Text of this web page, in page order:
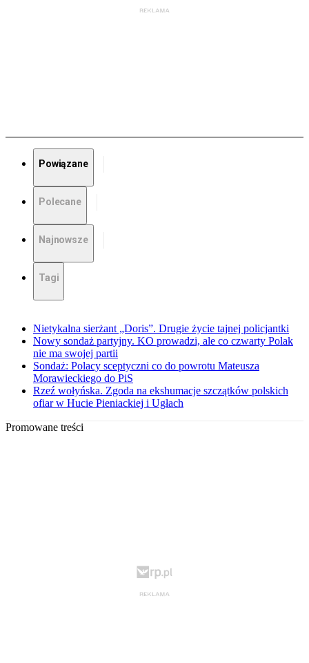
Powiązane
Polecane
Najnowsze
Tagi
Nietykalna sierżant „Doris”. Drugie życie tajnej policjantki
Nowy sondaż partyjny. KO prowadzi, ale co czwarty Polak
nie ma swojej partii
Sondaż: Polacy sceptyczni co do powrotu Mateusza
Morawieckiego do PiS
Rzeź wołyńska. Zgoda na ekshumacje szczątków polskich
ofiar w Hucie Pieniackiej i Ugłach
Promowane treści